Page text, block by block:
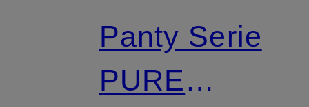
Panty Serie
PURE